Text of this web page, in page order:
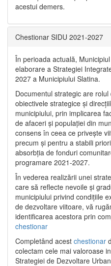
acestui demers.
Chestionar SIDU 2021-2027
În perioada actuală,
elaborare a Strategiei
2027 a Municipiului Slatina.
Documentul strategic are
obiectivele strategice și
municipiului, prin implicarea
de afaceri și populației din
consens în ceea ce privește
precum și pentru a stabili
absorbția de fonduri
programare 2021-2027.
În vederea realizării unei
care să reflecte nevoile și
municipiului privind condițiile
de dezvoltare viitoare, vă
identificarea acestora prin
chestionar
Completând acest chestionar
colectam cele mai valoroase
Strategiei de Dezvoltare